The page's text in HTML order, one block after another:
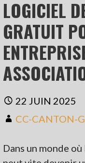
LOGICIEL
GRATUIT
22 JUIN 2025
CC-CANTON-
Dans un monde